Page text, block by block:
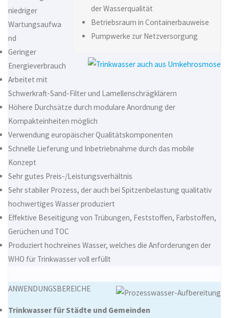
der Wasserqualität
Betriebsraum in Containerbauweise
Pumpwerke zur Netzversorgung
niedriger
Wartungsaufwa
nd
Geringer
Energieverbrauch
Arbeitet mit
Schwerkraft-Sand-Filter und Lamellenschrägklärern
Höhere Durchsätze durch modulare Anordnung der
Kompakteinheiten möglich
Verwendung europäischer Qualitätskomponenten
Schnelle Lieferung und Inbetriebnahme durch das mobile
Konzept
Sehr gutes Preis-/Leistungsverhältnis
Sehr stabiler Prozess, der auch bei Spitzenbelastung qualitativ
hochwertiges Wasser produziert
Effektive Beseitigung von Trübungen, Feststoffen, Farbstoffen,
Gerüchen und TOC
Produziert hochreines Wasser, welches die Anforderungen der
WHO für Trinkwasser voll erfüllt
ANWENDUNGSBEREICHE
Trinkwasser für Städte und Gemeinden